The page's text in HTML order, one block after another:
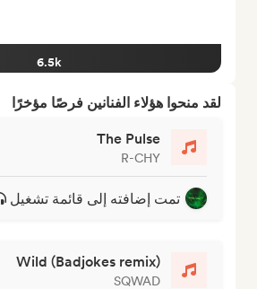
6.5k
لقد منحوا هؤلاء الفنانين فرصًا مؤخرًا
The Pulse
R-CHY
تمت إضافته إلى قائمة تشغيل
Wild (Badjokes remix)
SQWAD